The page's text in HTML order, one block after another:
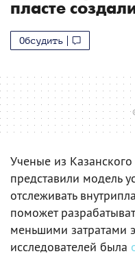
пласте
Обсудить
Ученые из
представили модель
отслеживать
поможет
меньшими затратами
исследователей была